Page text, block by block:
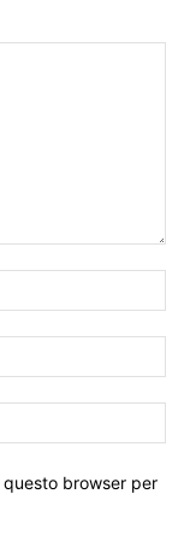
questo browser per